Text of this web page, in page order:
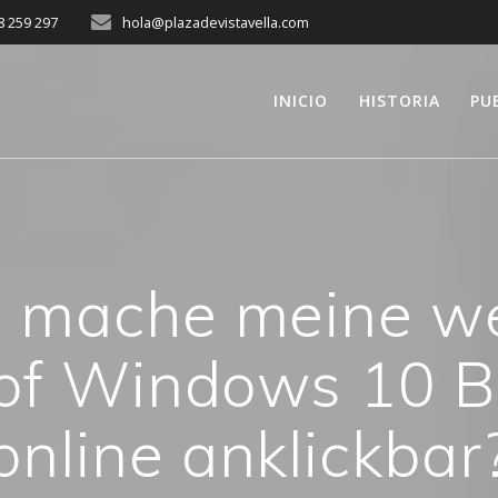
259 297 hola@plazadevistavella.com
INICIO HISTORIA
mache meine
Windows 10